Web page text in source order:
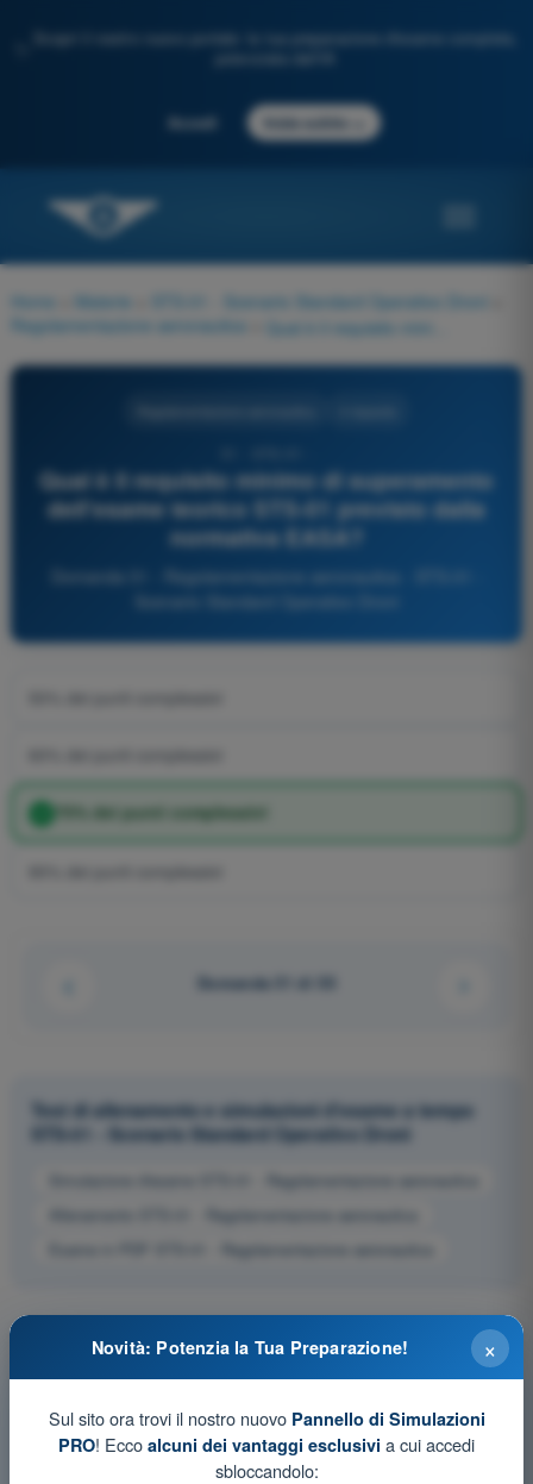
Scopri il nostro nuovo portale: la tua preparazione d'esame completa,
Accedi Inizia subito
Home Materie STS-01 - Scenario Standard Operativo Droni
Regolamentazione aeronautica
Qual è il requisito minimo di superamento
dell'esame teorico STS-01 previsto dalla
normativa EASA?
Domanda 51 - Regolamentazione aeronautica - STS-01 -
75% dei punti complessivi
Domanda 51 di 55
Test di allenamento e simulazioni d'esame a tempo
STS-01 - Scenario Standard Operativo Droni
Simulazione d'esame STS-01 - Regolamentazione aeronautica
Allenamento STS-01 - Regolamentazione aeronautica
Esame in PDF STS-01 - Regolamentazione aeronautica
×
Novità: Potenzia la Tua Preparazione!
Sul sito ora trovi il nostro nuovo Pannello di Simulazioni
PRO! Ecco alcuni dei vantaggi esclusivi a cui accedi
sbloccandolo: